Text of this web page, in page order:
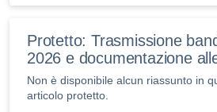
Protetto: Trasmissione
2026 e documentazione
Non è disponibile alcun riassunto in
articolo protetto.